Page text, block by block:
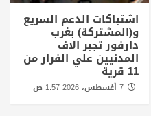
اشتباكات الدعم السريع
و(المشتركة) بغرب
دارفور تجبر الاف
المدنيين علي الفرار من
11 قرية
7 أغسطس، 2026 1:57 ص